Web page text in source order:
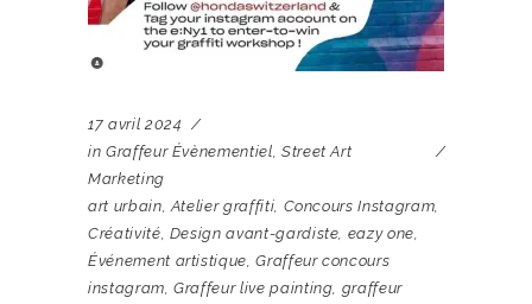
17 avril 2024
in Graffeur Évènementiel Street Art
Marketing
art urbain Atelier graffiti Concours Instagram
Créativité Design avant-gardiste eazy one
Événement artistique ,Graffeur concours
instagram ,Graffeur live painting graffeur